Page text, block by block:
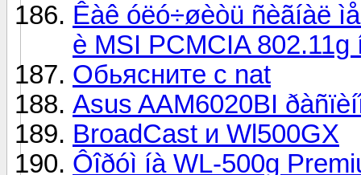
Êàê óëó÷øèòü ñèãíàë
è MSI PCMCIA
Обьясните с nat
Asus AAM6020BI
BroadCast и Wl500GX
Ôîðóì íà WL-500g